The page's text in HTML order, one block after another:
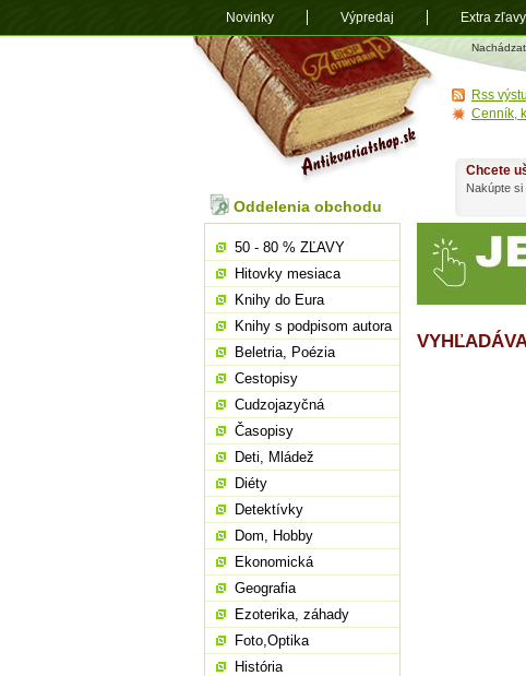
Antikvariát
shop.sk
Chcete
Nakúpte
Oddelenia obchodu
50 - 80 % ZĽAVY
Hitovky mesiaca
Knihy do Eura
Knihy s podpisom autora
Beletria, Poézia
Cestopisy
Cudzojazyčná
Časopisy
Deti, Mládež
Diéty
Detektívky
Dom, Hobby
Ekonomická
Geografia
Ezoterika, záhady
Foto,Optika
História
Rss
Cenník,
Novinky Výpredaj Extra zľavy